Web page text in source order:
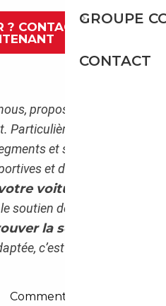
? CONTACTEZ-NOUS
propose un marché de
Particulièrement bien
et s’avère très
et d’occasions
voiture en Italie
soutien de votre conseiller
la solution de
c’est exactement la
GROUPE
CONTACT